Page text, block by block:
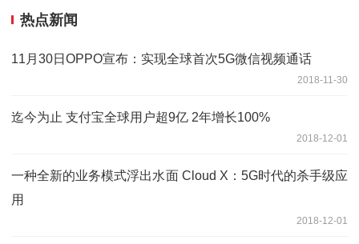
热点新闻
11月30日OPPO宣布：实现全球首次5G微信视频通话
2018-11-30
迄今为止 支付宝全球用户超9亿 2年增长100%
2018-12-01
一种全新的业务模式浮出水面 Cloud X：5G时代的杀手级应
用
2018-12-01